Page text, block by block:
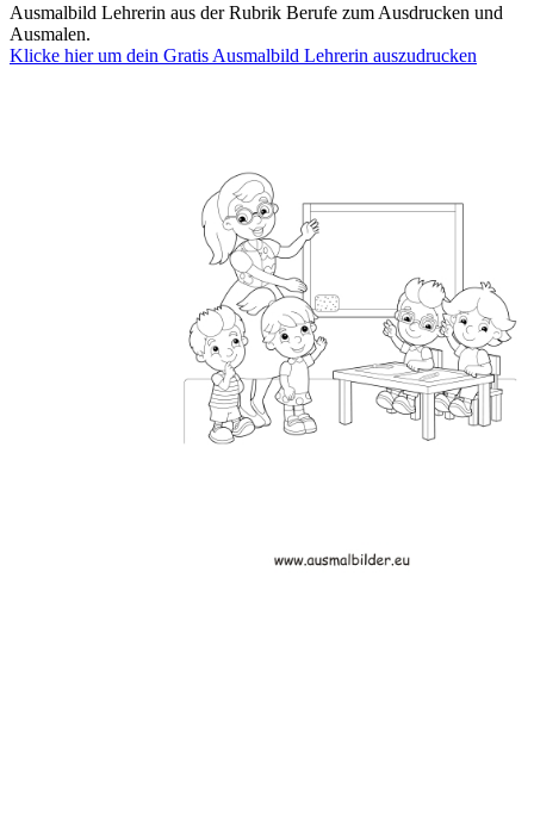
Ausmalbild Lehrerin aus der Rubrik Berufe zum Ausdrucken und
Ausmalen.
Klicke hier um dein Gratis Ausmalbild Lehrerin auszudrucken